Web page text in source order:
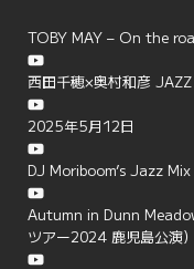
TOBY MAY – On the
西田千穂×奥村和彦
2025年5月12日
DJ Moriboom’s Jazz
Autumn in Dunn
ツアー2024 鹿児島公演）